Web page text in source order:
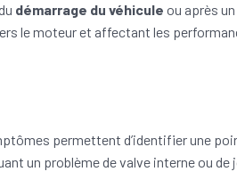
démarrage du véhicule ou après
le moteur et affectant les
permettent d’identifier une
un problème de valve interne ou de